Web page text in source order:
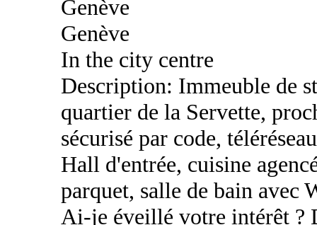
Genève
Genève
In the city centre
Description: Immeuble de
quartier de la Servette,
sécurisé par code,
Hall d'entrée, cuisine
parquet, salle de bain avec
Ai-je éveillé votre intérêt ?